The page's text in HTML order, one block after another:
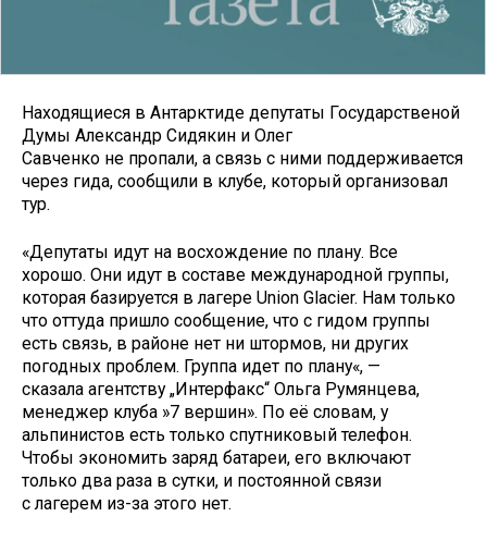
Находящиеся в Антарктиде депутаты Государственой
Думы Александр Сидякин и Олег
Савченко не пропали, а связь с ними поддерживается
через гида, сообщили в клубе, который организовал
тур.
«Депутаты идут на восхождение по плану. Все
хорошо. Они идут в составе международной группы,
которая базируется в лагере Union Glacier. Нам только
что оттуда пришло сообщение, что с гидом группы
есть связь, в районе нет ни штормов, ни других
погодных проблем. Группа идет по плану«, —
сказала агентству „Интерфакс“ Ольга Румянцева,
менеджер клуба »7 вершин». По её словам, у
альпинистов есть только спутниковый телефон.
Чтобы экономить заряд батареи, его включают
только два раза в сутки, и постоянной связи
с лагерем из-за этого нет.